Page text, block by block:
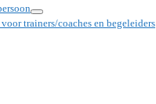
trainers/coaches en begeleiders